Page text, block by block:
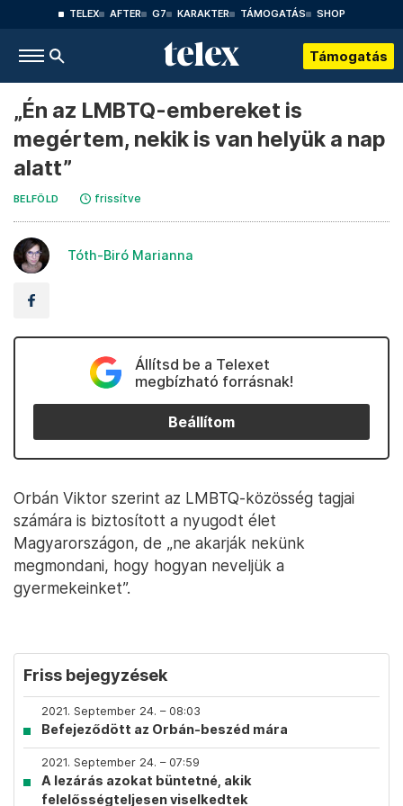
TELEX AFTER G7 KARAKTER TÁMOGATÁS SHOP
Támogatás
„Én az LMBTQ-embereket is
megértem, nekik is van helyük a nap
alatt”
BELFÖLD frissítve
Tóth-Biró Marianna
Állítsd be a Telexet
megbízható forrásnak!
Beállítom
Orbán Viktor szerint az LMBTQ-közösség tagjai
számára is biztosított a nyugodt élet
Magyarországon, de „ne akarják nekünk
megmondani, hogy hogyan neveljük a
gyermekeinket”.
Friss bejegyzések
2021. September 24. – 08:03
Befejeződött az Orbán-beszéd mára
2021. September 24. – 07:59
A lezárás azokat büntetné, akik
felelősségteljesen viselkedtek